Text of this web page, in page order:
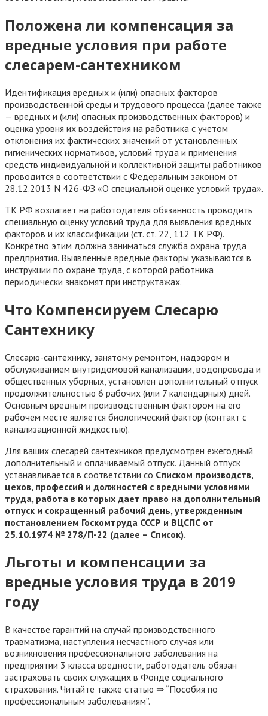
Положена ли компенсация за
вредные условия при работе
слесарем-сантехником
Идентификация вредных и (или) опасных факторов
производственной среды и трудового процесса (далее также
— вредных и (или) опасных производственных факторов) и
оценка уровня их воздействия на работника с учетом
отклонения их фактических значений от установленных
гигиенических нормативов, условий труда и применения
средств индивидуальной и коллективной защиты работников
проводится в соответствии с Федеральным законом от
28.12.2013 N 426-ФЗ «О специальной оценке условий труда».
ТК РФ возлагает на работодателя обязанность проводить
специальную оценку условий труда для выявления вредных
факторов и их классификации (ст. ст. 22, 112 ТК РФ).
Конкретно этим должна заниматься служба охрана труда
предприятия. Выявленные вредные факторы указываются в
инструкции по охране труда, с которой работника
периодически знакомят при инструктажах.
Что Компенсируем Слесарю
Сантехнику
Слесарю-сантехнику, занятому ремонтом, надзором и
обслуживанием внутридомовой канализации, водопровода и
общественных уборных, установлен дополнительный отпуск
продолжительностью 6 рабочих (или 7 календарных) дней.
Основным вредным производственным фактором на его
рабочем месте является биологический фактор (контакт с
канализационной жидкостью).
Для ваших слесарей сантехников предусмотрен ежегодный
дополнительный и оплачиваемый отпуск. Данный отпуск
устанавливается в соответствии со Списком производств,
цехов, профессий и должностей с вредными условиями
труда, работа в которых дает право на дополнительный
отпуск и сокращенный рабочий день, утвержденным
постановлением Госкомтруда СССР и ВЦСПС от
25.10.1974 № 278/П-22 (далее – Список).
Льготы и компенсации за
вредные условия труда в 2019
году
В качестве гарантий на случай производственного
травматизма, наступления несчастного случая или
возникновения профессионального заболевания на
предприятии 3 класса вредности, работодатель обязан
застраховать своих служащих в Фонде социального
страхования. Читайте также статью ⇒ “Пособия по
профессиональным заболеваниям”.